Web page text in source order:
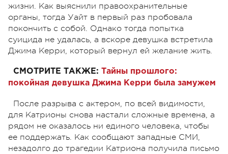
жизни. Как выяснили правоохранительные
органы, тогда Уайт в первый раз пробовала
покончить с собой. Однако тогда попытка
суицида не удалась, а вскоре девушка встретила
Джима Керри, который вернул ей желание жить.
СМОТРИТЕ ТАКЖЕ: Тайны прошлого:
покойная девушка Джима Керри была замужем
После разрыва с актером, по всей видимости,
для Катрионы снова настали сложные времена, а
рядом не оказалось ни единого человека, чтобы
ее поддержать. Как сообщают западные СМИ,
незадолго до трагедии Катриона получила письмо